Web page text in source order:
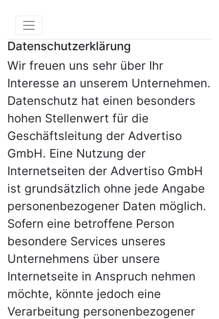
Datenschutzerklärung
Wir freuen uns sehr über Ihr
Interesse an unserem Unternehmen.
Datenschutz hat einen besonders
hohen Stellenwert für die
Geschäftsleitung der Advertiso
GmbH. Eine Nutzung der
Internetseiten der Advertiso GmbH
ist grundsätzlich ohne jede Angabe
personenbezogener Daten möglich.
Sofern eine betroffene Person
besondere Services unseres
Unternehmens über unsere
Internetseite in Anspruch nehmen
möchte, könnte jedoch eine
Verarbeitung personenbezogener